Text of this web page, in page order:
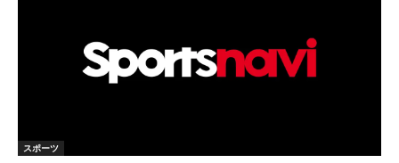
スポーツ